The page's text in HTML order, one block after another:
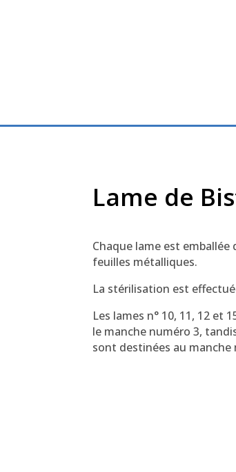
Lame de
Chaque lame est
feuilles métalliques.
La stérilisation est
Les lames n° 10, 11, 12 et
le manche numéro 3,
sont destinées au manche